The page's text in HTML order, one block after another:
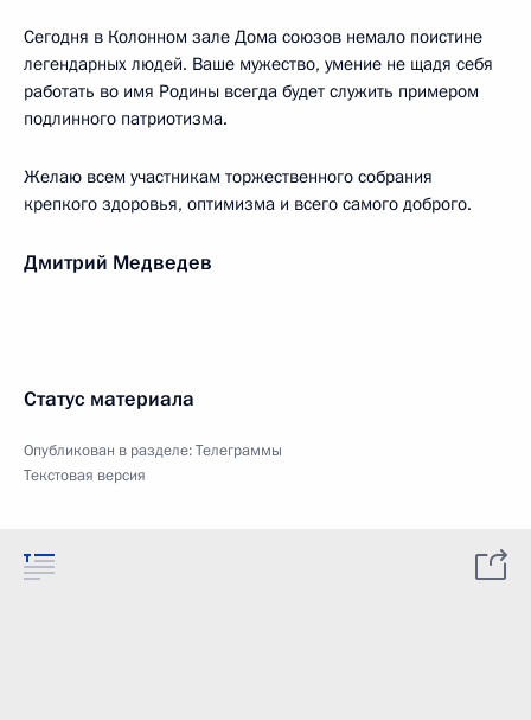
Сегодня в Колонном зале Дома союзов немало поистине
легендарных людей. Ваше мужество, умение не щадя себя
работать во имя Родины всегда будет служить примером
подлинного патриотизма.
Желаю всем участникам торжественного собрания
крепкого здоровья, оптимизма и всего самого доброго.
Дмитрий Медведев
Статус материала
Опубликован в разделе:Телеграммы
Текстовая версия